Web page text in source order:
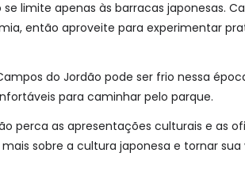
se limite apenas às barracas japonesas.
então aproveite para experimentar
do Jordão pode ser frio nessa
para caminhar pelo parque.
perca as apresentações culturais e as
sobre a cultura japonesa e tornar sua